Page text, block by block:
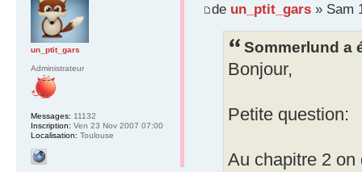
de un_ptit_gars» Sam
Sommerlund a
Bonjour,
Petite question:
Au chapitre 2 on
un_ptit_gars
Administrateur
Messages: 11132
Inscription: Ven 23 Nov 2007 07:00
Localisation: Toulouse